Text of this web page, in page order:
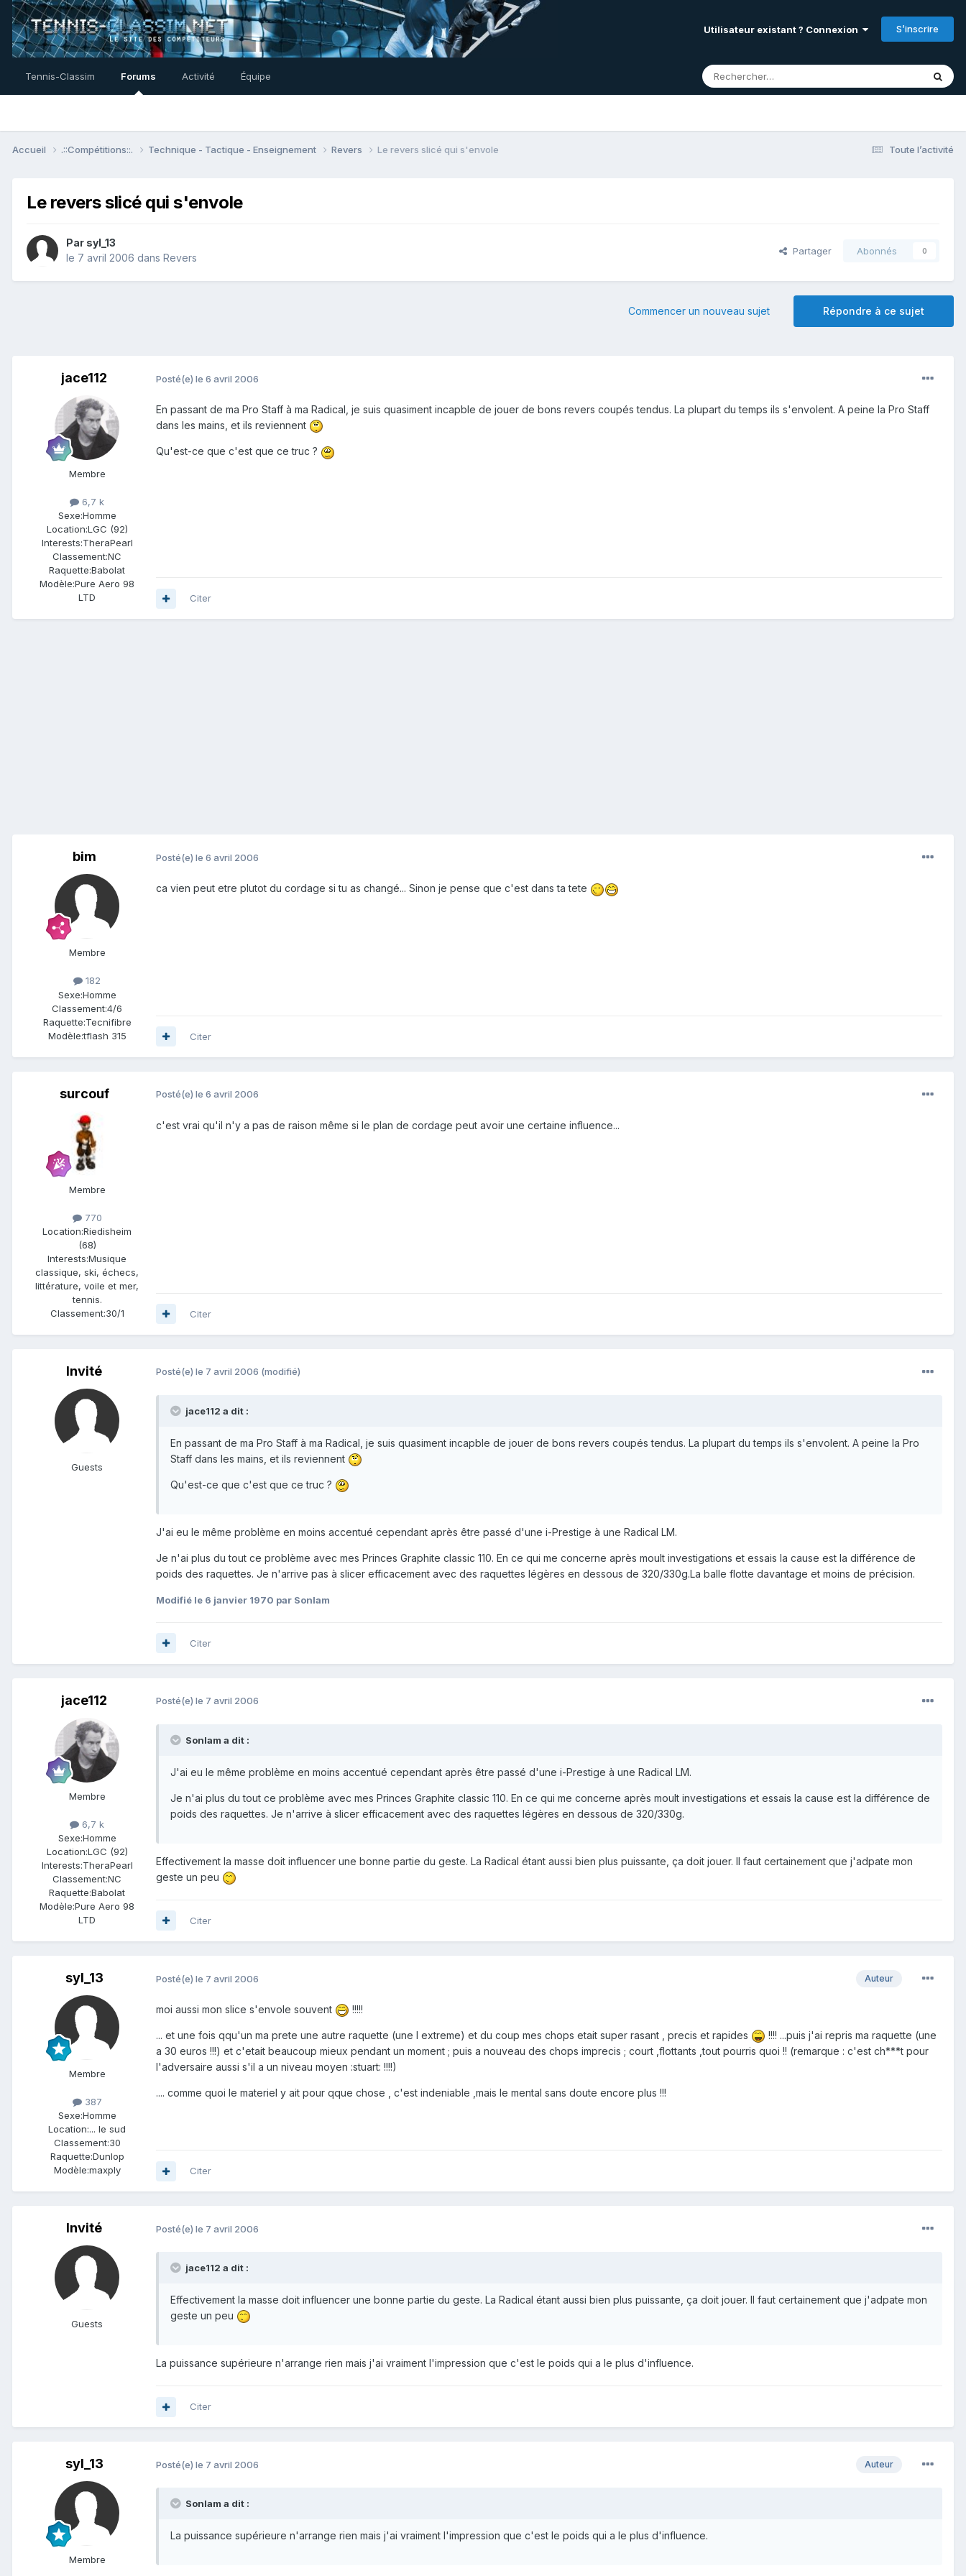
Utilisateur existant ? Connexion S’inscrire
Tennis-Classim Forums Activité Équipe
Toute l’activité
Accueil .::Compétitions::. Technique - Tactique - Enseignement Revers Le revers slicé qui s'envole
Le revers slicé qui s'envole
Par syl_13
le 7 avril 2006 dans Revers
Partager Abonnés 0
Répondre à ce sujet
Commencer un nouveau sujet
jace112
Membre
6,7 k
Sexe:Homme
Location:LGC (92)
Interests:TheraPearl
Classement:NC
Raquette:Babolat
Modèle:Pure Aero 98
LTD
Posté(e) le 6 avril 2006
En passant de ma Pro Staff à ma Radical, je suis quasiment incapble de jouer de bons revers coupés tendus. La plupart du temps ils s'envolent. A peine la Pro Staff
dans les mains, et ils reviennent
Qu'est-ce que c'est que ce truc ?
Citer
bim
Membre
182
Sexe:Homme
Classement:4/6
Raquette:Tecnifibre
Modèle:tflash 315
Posté(e) le 6 avril 2006
ca vien peut etre plutot du cordage si tu as changé... Sinon je pense que c'est dans ta tete
Citer
surcouf
Membre
770
Location:Riedisheim
(68)
Interests:Musique
classique, ski, échecs,
littérature, voile et mer,
tennis.
Classement:30/1
Posté(e) le 6 avril 2006
c'est vrai qu'il n'y a pas de raison même si le plan de cordage peut avoir une certaine influence...
Citer
Invité
Guests
Posté(e) le 7 avril 2006 (modifié)
jace112 a dit :
En passant de ma Pro Staff à ma Radical, je suis quasiment incapble de jouer de bons revers coupés tendus. La plupart du temps ils s'envolent. A peine la Pro
Staff dans les mains, et ils reviennent
Qu'est-ce que c'est que ce truc ?
J'ai eu le même problème en moins accentué cependant après être passé d'une i-Prestige à une Radical LM.
Je n'ai plus du tout ce problème avec mes Princes Graphite classic 110. En ce qui me concerne après moult investigations et essais la cause est la différence de
poids des raquettes. Je n'arrive pas à slicer efficacement avec des raquettes légères en dessous de 320/330g.La balle flotte davantage et moins de précision.
Modifié le 6 janvier 1970 par Sonlam
Citer
jace112
Membre
6,7 k
Sexe:Homme
Location:LGC (92)
Interests:TheraPearl
Classement:NC
Raquette:Babolat
Modèle:Pure Aero 98
LTD
Posté(e) le 7 avril 2006
Sonlam a dit :
J'ai eu le même problème en moins accentué cependant après être passé d'une i-Prestige à une Radical LM.
Je n'ai plus du tout ce problème avec mes Princes Graphite classic 110. En ce qui me concerne après moult investigations et essais la cause est la différence de
poids des raquettes. Je n'arrive à slicer efficacement avec des raquettes légères en dessous de 320/330g.
Effectivement la masse doit influencer une bonne partie du geste. La Radical étant aussi bien plus puissante, ça doit jouer. Il faut certainement que j'adpate mon
geste un peu
Citer
syl_13
Membre
387
Sexe:Homme
Location:... le sud
Classement:30
Raquette:Dunlop
Modèle:maxply
Auteur
Posté(e) le 7 avril 2006
moi aussi mon slice s'envole souvent !!!!!
... et une fois qqu'un ma prete une autre raquette (une I extreme) et du coup mes chops etait super rasant , precis et rapides
!!!! ...puis j'ai repris ma raquette (une
a 30 euros !!!) et c'etait beaucoup mieux pendant un moment ; puis a nouveau des chops imprecis ; court ,flottants ,tout pourris quoi !! (remarque : c'est ch***t pour
l'adversaire aussi s'il a un niveau moyen :stuart: !!!!)
.... comme quoi le materiel y ait pour qque chose , c'est indeniable ,mais le mental sans doute encore plus !!!
Citer
Invité
Guests
Posté(e) le 7 avril 2006
jace112 a dit :
Effectivement la masse doit influencer une bonne partie du geste. La Radical étant aussi bien plus puissante, ça doit jouer. Il faut certainement que j'adpate mon
geste un peu
La puissance supérieure n'arrange rien mais j'ai vraiment l'impression que c'est le poids qui a le plus d'influence.
Citer
syl_13
Membre
Auteur
Posté(e) le 7 avril 2006
Sonlam a dit :
La puissance supérieure n'arrange rien mais j'ai vraiment l'impression que c'est le poids qui a le plus d'influence.